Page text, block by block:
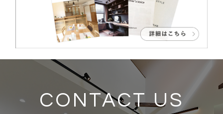
CONTACT US